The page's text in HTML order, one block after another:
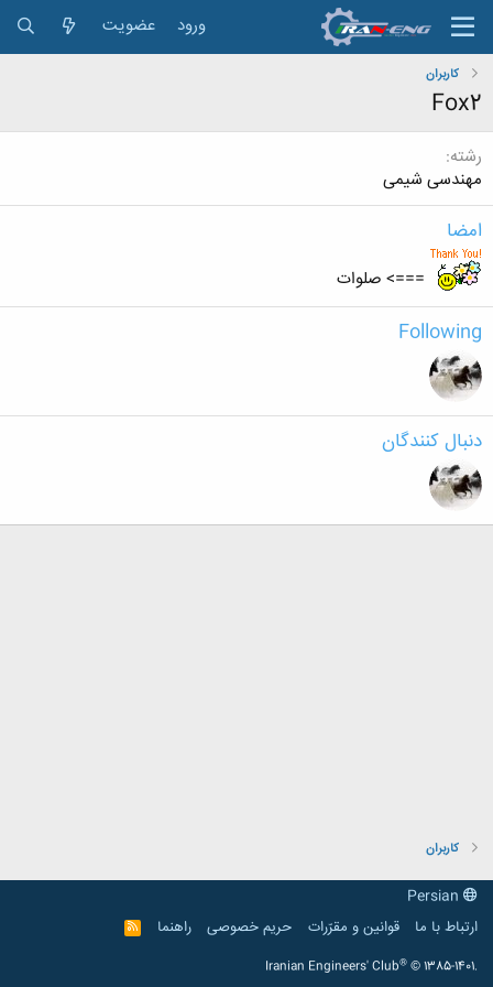
ورود عضویت
کاربران
Fox2
رشته
مهندسی شیمی
امضا
===> صلوات
Following
دنبال کنندگان
کاربران
ارتباط با ما
قوانین و مقرّرات حریم خصوصی راهنما
R
S
Iranian Engineers' Club® © 1385-1401.